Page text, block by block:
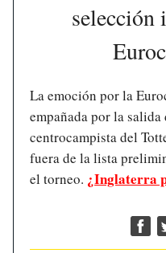
selección
La emoción por la
empañada por la
centrocampista del
fuera de la lista
el torneo. ¿Inglaterra